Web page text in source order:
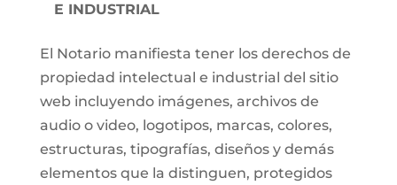
E INDUSTRIAL
El Notario manifiesta tener los derechos de
propiedad intelectual e industrial del sitio
web incluyendo imágenes, archivos de
audio o video, logotipos, marcas, colores,
estructuras, tipografías, diseños y demás
elementos que la distinguen, protegidos